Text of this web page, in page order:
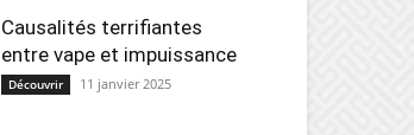
Causalités terrifiantes
entre vape et impuissance
Découvrir 11 janvier 2025